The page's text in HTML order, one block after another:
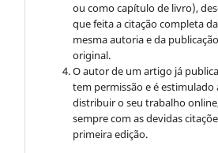
ou como capítulo de livro),
que feita a citação completa da
mesma autoria e da publicação
original.
O autor de um artigo já
tem permissão e é estimulado
distribuir o seu trabalho
sempre com as devidas
primeira edição.